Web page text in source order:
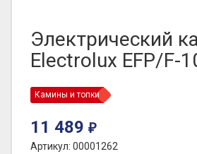
Электрический
Electrolux EFP/F-
Камины и топки
11 489 ₽
Артикул: 00001262